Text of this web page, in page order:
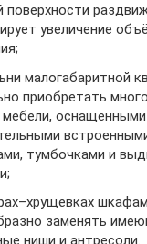
поверхности
увеличение
малогабаритной
приобретать
оснащенными
тумбочками и
заменять
ниши и антресоли.